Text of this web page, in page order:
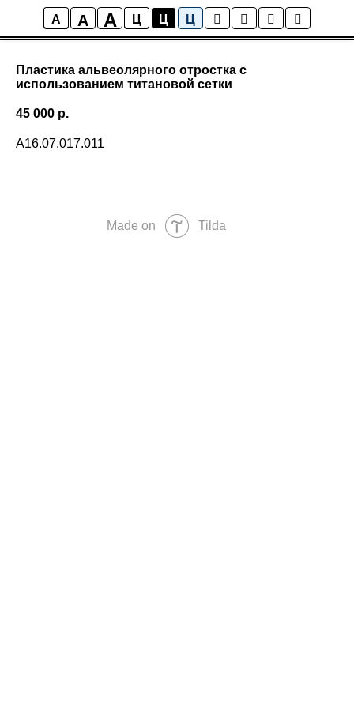
A A A Ц Ц Ц
Пластика альвеолярного отростка с
использованием титановой сетки
45 000 р.
A16.07.017.011
Made on Tilda